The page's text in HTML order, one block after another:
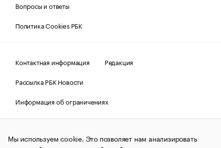
Вопросы и ответы
Политика Cookies РБК
Контактная информация
Редакция
Рассылка РБК Новости
Информация об ограничениях
Правовая информация
О соблюдении авторских прав
© АО «РОСБИЗНЕСКОНСАЛТИНГ»,1995–2026.Сообщения
Мы используем cookie. Это позволяет нам анализировать